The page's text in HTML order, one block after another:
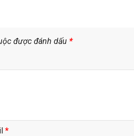
được đánh dấu *
*